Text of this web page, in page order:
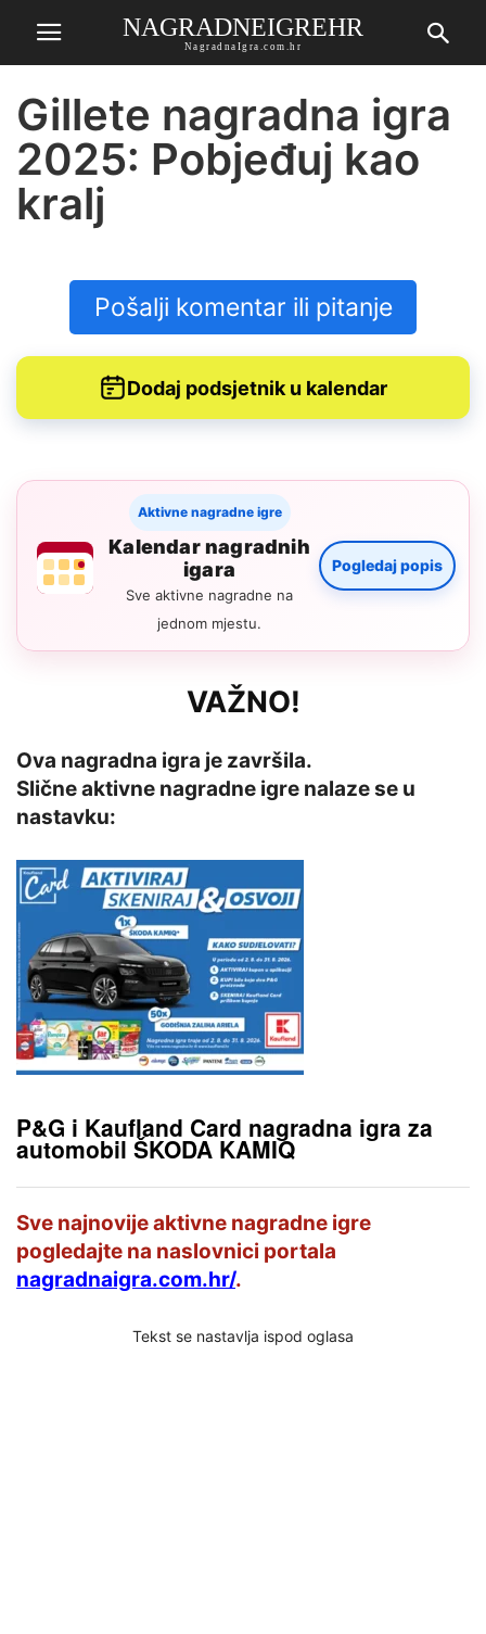
NAGRADNEIGREHR
NagradnaIgra.com.hr
Gillete nagradna igra
2025: Pobjeđuj kao
kralj
Pošalji komentar ili pitanje
Dodaj podsjetnik u kalendar
Aktivne nagradne igre
Kalendar nagradnih
igara
Sve aktivne nagradne na
jednom mjestu.
Pogledaj popis
VAŽNO!
Ova nagradna igra je završila.
Slične aktivne nagradne igre nalaze se u
nastavku:
P&G i Kaufland Card nagradna igra za
automobil ŠKODA KAMIQ
Sve najnovije aktivne nagradne igre
pogledajte na naslovnici portala
nagradnaigra.com.hr/.
Tekst se nastavlja ispod oglasa